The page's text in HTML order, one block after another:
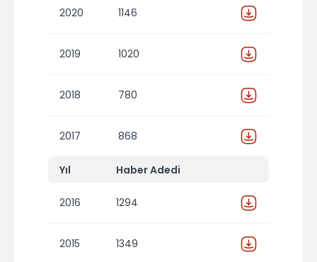
2020 1146
2019 1020
2018 780
2017 868
Yıl Haber Adedi
2016 1294
2015 1349